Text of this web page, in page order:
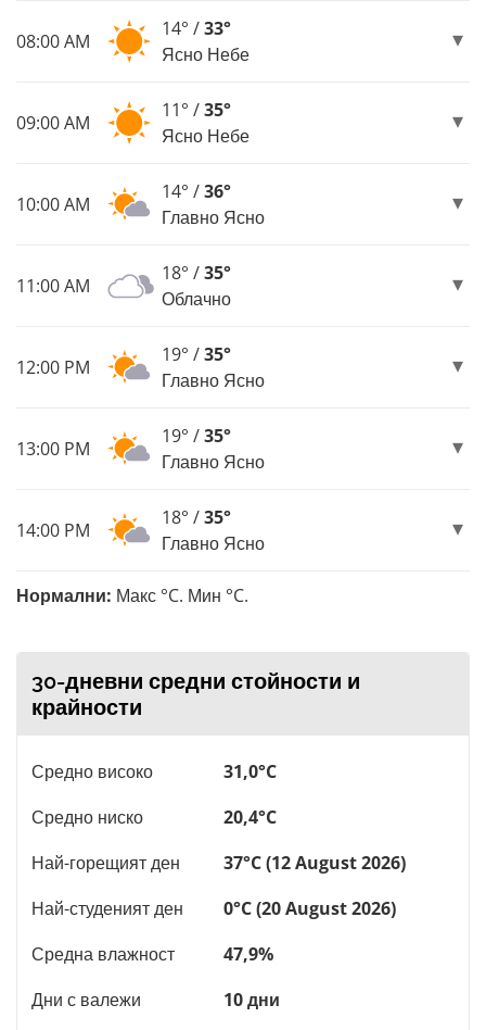
08:00 AM
14° /33°
Ясно Небе
09:00 AM
11° /35°
Ясно Небе
10:00 AM
14° /36°
Главно Ясно
11:00 AM
18° /35°
Облачно
12:00 PM
19° /35°
Главно Ясно
13:00 PM
19° /35°
Главно Ясно
14:00 PM
18° /35°
Главно Ясно
Нормални: Макс °C. Мин °C.
30-дневни средни стойности и
крайности
Средно високо
31,0°C
Средно ниско
20,4°C
Най-горещият ден
37°C (12 August 2026)
Най-студеният ден
0°C (20 August 2026)
Средна влажност
47,9%
Дни с валежи
10 дни